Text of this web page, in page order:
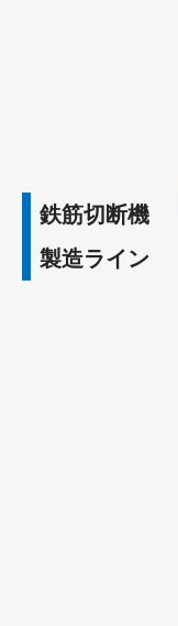
鉄筋切断機
製造ライン